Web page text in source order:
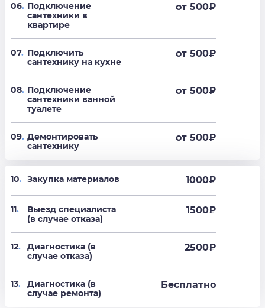
06. Подключение
сантехники в
квартире
от 500₽
07. Подключить
сантехнику на кухне
от 500₽
08. Подключение
сантехники ванной
туалете
от 500₽
09. Демонтировать
сантехнику
от 500₽
10. Закупка материалов 1000₽
11.
Выезд специалиста
(в случае отказа)
1500₽
12.
Диагностика (в
случае отказа)
2500₽
13.
Диагностика (в
случае ремонта)
Бесплатно